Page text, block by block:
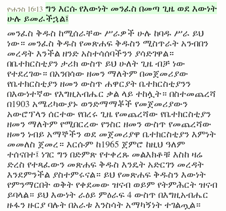
ዮሐንስ 16፡13 ግን እርሱ የእውነት መንፈስ በመጣ ጊዜ ወደ እውነት
ሁሉ ይመራችኋል፤
መንፈስ ቅዱስ ከሚሰራቸው ሥራዎች ሁሉ ከባዱ ሥራ ይህ
ነው። መንፈስ ቅዱስ የመጽሐፍ ቅዱስን ሚስጥራት አንብበን
መረዳት እንችል ዘንድ አስተሳሰባችንን ያሳድገዋል።
በቤተክርስቲያን ታሪክ ውስጥ ይህ ሁለት ጊዜ ብቻ ነው
የተደረገው። በአንበሳው ዘመን ማለትም በመጀመሪያው
የቤተክርስቲያን ዘመን ውስጥ ሐዋርያት ቤተክርስቲያንን
በእውነተኛው የእግዚአብሔር ቃል ላይ ተከሏት። በስተመጨረሻ
በ1903 አሜሪካውያኑ ወንድማማቾች የመጀመሪያውን
አውሮፕላን ሰርተው የበረሩ ጊዜ የመጨረሻው የቤተክርስቲያን
ዘመን ማለትም የሚበርረው የንስር ዘመን ውስጥ የመጨረሻው
ዘመን ነብይ አማኞችን ወደ መጀመሪያዋ ቤተክርስቲያን እምነት
መመለስ ጀመረ። እርሱም ከ1965 ጀምሮ ከዚህ ዓለም
ተሰናበተ፤ ነገር ግን በድምጽ የተቀረጹ መልእክቶቹ እስከ ዛሬ
ድረስ የተጻፈውን መጽሐፍ ቅዱስ እንዴት አድርገን መረዳት
እንደምንችል ያስተምሩናል። ይህ የመጽሐፍ ቅዱስን እውነት
የምንማርበት ወቅት የቀደመው ዝናብ ወይም የትምሕርት ዝናብ
ይባላል። ይህ እውነት ራዕይ ምዕራፍ 4 ውስጥ በእግዚአብሔር
ዙፋን ዙርያ ባሉት በአራቱ እንስሳት አማካኝነት ተገልጧል።